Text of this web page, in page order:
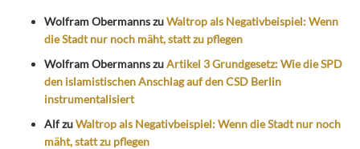
Wolfram ObermannszuWaltrop als Negativbeispiel: Wenn
die Stadt nur noch mäht, statt zu pflegen
Wolfram ObermannszuArtikel 3 Grundgesetz: Wie die SPD
den islamistischen Anschlag auf den CSD Berlin
instrumentalisiert
AlfzuWaltrop als Negativbeispiel: Wenn die Stadt nur noch
mäht, statt zu pflegen